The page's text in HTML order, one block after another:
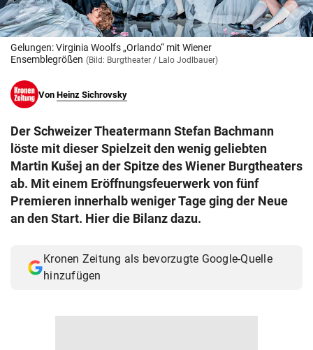
Muthgasse 2, 1190 Wien
Gelungen: Virginia Woolfs „Orlando“ mit Wiener
Ensemblegrößen (Bild: Burgtheater / Lalo Jodlbauer)
Von Heinz Sichrovsky
Der Schweizer Theatermann Stefan Bachmann
löste mit dieser Spielzeit den wenig geliebten
Martin Kušej an der Spitze des Wiener Burgtheaters
ab. Mit einem Eröffnungsfeuerwerk von fünf
Premieren innerhalb weniger Tage ging der Neue
an den Start. Hier die Bilanz dazu.
Kronen Zeitung als bevorzugte Google-Quelle
hinzufügen